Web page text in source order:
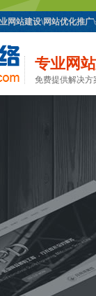
网站建设\网站优化推
专业网
免费提供解决方